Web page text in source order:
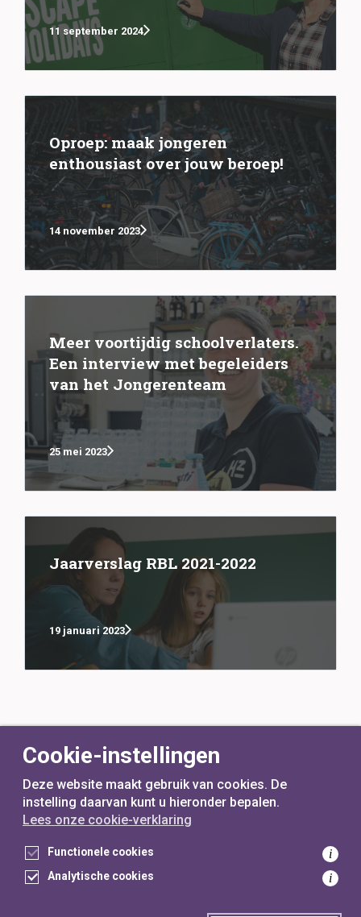
11 september 2024
Oproep: maak jongeren
enthousiast over jouw beroep!
14 november 2023
Meer voortijdig schoolverlaters.
Een interview met begeleiders
van het Jongerenteam
25 mei 2023
Jaarverslag RBL 2021-2022
19 januari 2023
voor inwoners,metgemeenten
Toegankelijkheidsverklaring
Cookie-instellingen
Deze website maakt gebruik van cookies. De
instelling daarvan kunt u hieronder bepalen.
Lees onze cookie-verklaring
Functionele cookies i
Analytische cookies i